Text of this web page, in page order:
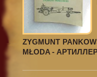
ZYGMUNT PANKOWSKI . ARTYLERIA WIECZNIE
MŁODA -